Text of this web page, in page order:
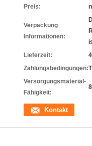
Preis:
Verpackung
Informationen:
Lieferzeit:
Zahlungsbedingungen:
Versorgungsmaterial-
Fähigkeit:
Kontakt